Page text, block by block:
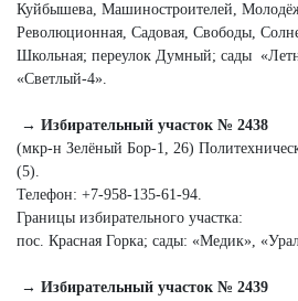
Куйбышева, Машиностроителей,
Революционная, Садовая, Свободы,
Школьная; переулок Думный; сады
«Светлый‑4».
→ Избирательный участок № 2438
(мкр-н Зелёный Бор‑1, 26)
(5).
Телефон: +7‑958‑135‑61‑94.
Границы избирательного участка:
пос. Красная Горка; сады: «Медик»,
→ Избирательный участок № 2439